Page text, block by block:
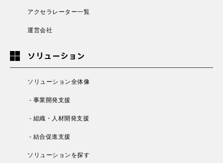
アクセラレーター一覧
運営会社
ソリューション
ソリューション全体像
- 事業開発支援
- 組織・人材開発支援
- 結合促進支援
ソリューションを探す